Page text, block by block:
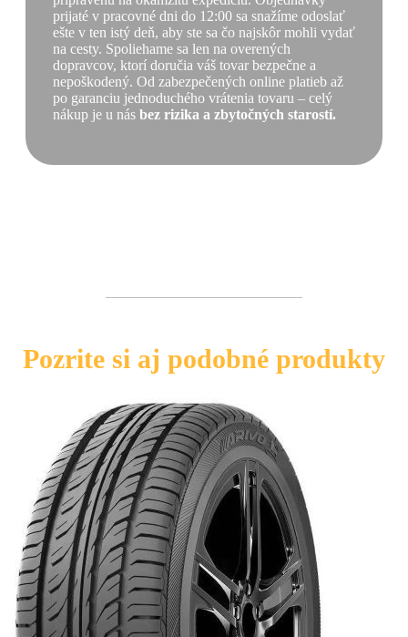
prijaté v pracovné dni do 12:00 sa snažíme odoslať
ešte v ten istý deň, aby ste sa čo najskôr mohli vydať
na cesty. Spoliehame sa len na overených
dopravcov, ktorí doručia váš tovar bezpečne a
nepoškodený. Od zabezpečených online platieb až
po garanciu jednoduchého vrátenia tovaru – celý
nákup je u nás bez rizika a zbytočných starostí.
Pozrite si aj podobné produkty